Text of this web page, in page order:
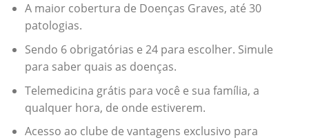
A maior cobertura de Doenças Graves, até 30
patologias.
Sendo 6 obrigatórias e 24 para escolher. Simule
para saber quais as doenças.
Telemedicina grátis para você e sua família, a
qualquer hora, de onde estiverem.
Acesso ao clube de vantagens exclusivo para